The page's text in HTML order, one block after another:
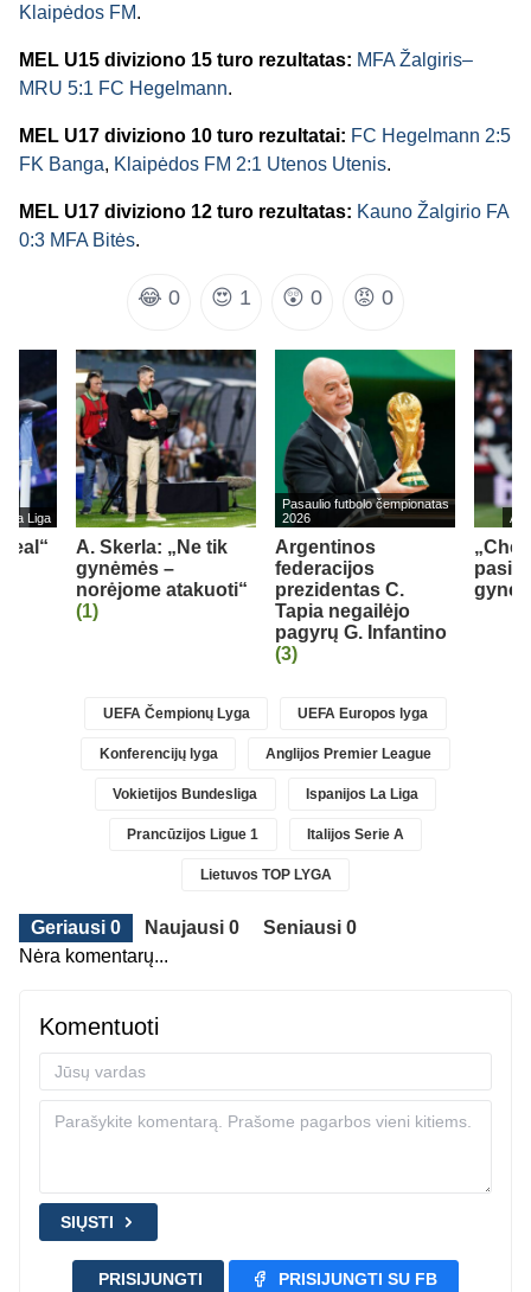
Klaipėdos FM.
MEL U15 diviziono 15 turo rezultatas: MFA Žalgiris–
MRU 5:1 FC Hegelmann.
MEL U17 diviziono 10 turo rezultatai: FC Hegelmann 2:5
FK Banga, Klaipėdos FM 2:1 Utenos Utenis.
MEL U17 diviziono 12 turo rezultatas: Kauno Žalgirio FA
0:3 MFA Bitės.
😂 0 😍 1 😲 0 😡 0
La Liga
A. Skerla: „Ne tik
gynėmės –
norėjome atakuoti“
(1)
Pasaulio futbolo čempionatas
2026
Argentinos
federacijos
prezidentas C.
Tapia negailėjo
pagyrų G. Infantino
(3)
UEFA Čempionų Lyga UEFA Europos lyga
Konferencijų lyga Anglijos Premier League
Vokietijos Bundesliga Ispanijos La Liga
Prancūzijos Ligue 1 Italijos Serie A
Lietuvos TOP LYGA
Geriausi 0 Naujausi 0
Seniausi 0
Nėra komentarų...
Komentuoti
SIŲSTI
PRISIJUNGTI PRISIJUNGTI SU FB